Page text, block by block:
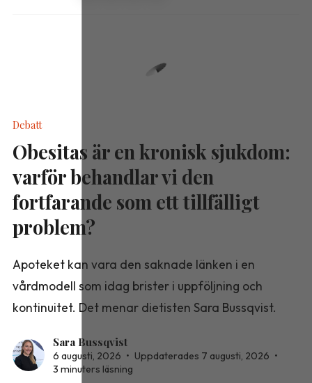
Debatt
Obesitas är en kronisk sjukdom:
varför behandlar vi den
fortfarande som ett tillfälligt
problem?
Apoteket kan vara den saknade länken i en
vårdmodell som idag brister i uppföljning och
kontinuitet. Det menar dietisten Sara Bussqvist.
Sara Bussqvist
6 augusti, 2026 • Uppdaterades 7 augusti, 2026 •
3 minuters läsning